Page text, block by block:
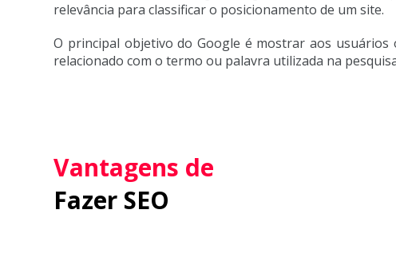
relevância para classificar o posicionamento de um site.
O principal objetivo do Google é mostrar aos usuários
relacionado com o termo ou palavra utilizada na
Vantagens de
Fazer SEO